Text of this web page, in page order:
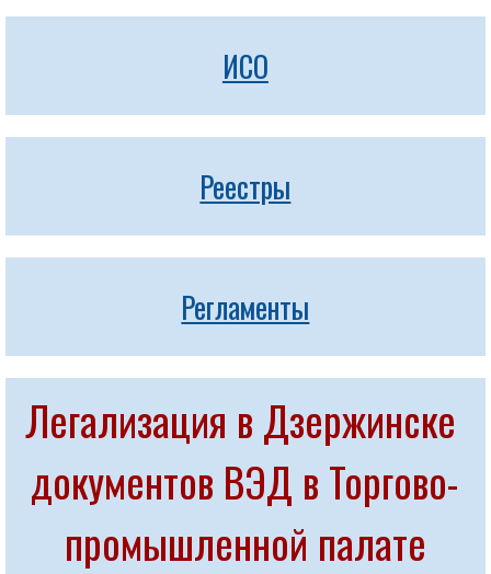
ИСО
Реестры
Регламенты
Легализация в Дзержинске
документов ВЭД в Торгово-
промышленной палате